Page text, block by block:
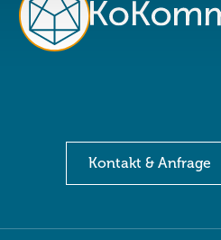
Kontakt & Anfrage